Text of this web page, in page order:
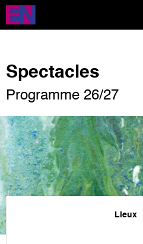
Aller
contenu
Spectacles
Programme 26/27
Lieux